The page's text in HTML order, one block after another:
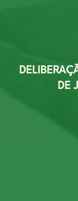
DE